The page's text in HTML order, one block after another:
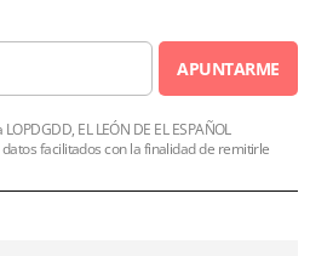
APUNTARME
EL LEÓN DE EL ESPAÑOL
datos facilitados con la finalidad de remitirle